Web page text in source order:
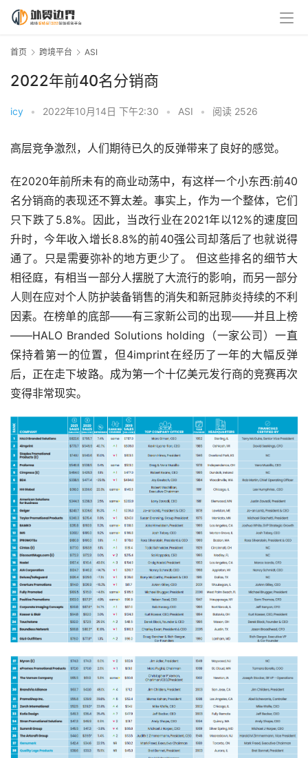
首页 跨境平台 ASI
2022年前40名分销商
icy • 2022年10月14日 下午2:30 • ASI • 阅读 2526
高层竞争激烈，人们期待已久的反弹带来了良好的感觉。
在2020年前所未有的商业动荡中，有这样一个小东西:前40
名分销商的表现还不算太差。事实上，作为一个整体，它们
只下跌了5.8%。因此，当改行业在2021年以12%的速度回
升时，今年收入增长8.8%的前40强公司却落后了也就说得
通了。只是需要弥补的地方更少了。 但这些排名的细节大
相径庭，有相当一部分人摆脱了大流行的影响，而另一部分
人则在应对个人防护装备销售的消失和新冠肺炎持续的不利
因素。在榜单的底部——有三家新公司的出现——并且上榜
——HALO Branded Solutions holding（一家公司）一直
保持着第一的位置，但4imprint在经历了一年的大幅反弹
后，正在走下坡路。成为第一个十亿美元发行商的竞赛再次
变得非常现实。